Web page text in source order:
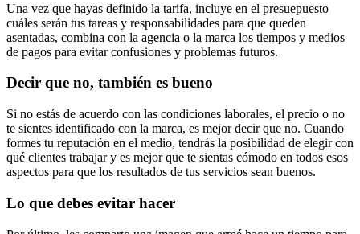
Una vez que hayas definido la tarifa, incluye en el presuepuesto
cuáles serán tus tareas y responsabilidades para que queden
asentadas, combina con la agencia o la marca los tiempos y medios
de pagos para evitar confusiones y problemas futuros.
Decir que no, también es bueno
Si no estás de acuerdo con las condiciones laborales, el precio o no
te sientes identificado con la marca, es mejor decir que no. Cuando
formes tu reputación en el medio, tendrás la posibilidad de elegir con
qué clientes trabajar y es mejor que te sientas cómodo en todos esos
aspectos para que los resultados de tus servicios sean buenos.
Lo que debes evitar hacer